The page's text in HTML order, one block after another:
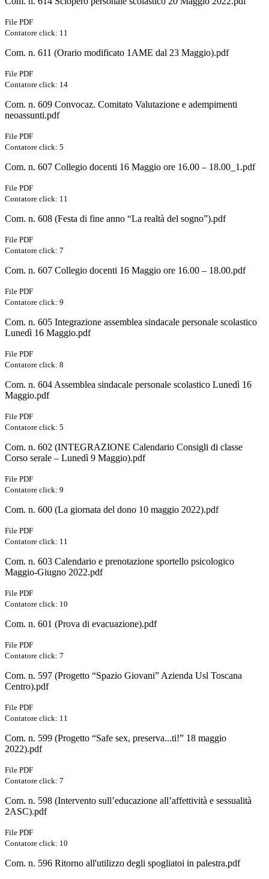
File PDF
Contatore click: 11
Com. n. 611 (Orario modificato 1AME dal 23 Maggio).pdf
File PDF
Contatore click: 14
Com. n. 609 Convocaz. Comitato Valutazione e adempimenti
neoassunti.pdf
File PDF
Contatore click: 5
Com. n. 607 Collegio docenti 16 Maggio ore 16.00 – 18.00_1.pdf
File PDF
Contatore click: 11
Com. n. 608 (Festa di fine anno “La realtà del sogno”).pdf
File PDF
Contatore click: 7
Com. n. 607 Collegio docenti 16 Maggio ore 16.00 – 18.00.pdf
File PDF
Contatore click: 9
Com. n. 605 Integrazione assemblea sindacale personale scolastico
Lunedì 16 Maggio.pdf
File PDF
Contatore click: 8
Com. n. 604 Assemblea sindacale personale scolastico Lunedì 16
Maggio.pdf
File PDF
Contatore click: 5
Com. n. 602 (INTEGRAZIONE Calendario Consigli di classe
Corso serale – Lunedì 9 Maggio).pdf
File PDF
Contatore click: 9
Com. n. 600 (La giornata del dono 10 maggio 2022).pdf
File PDF
Contatore click: 11
Com. n. 603 Calendario e prenotazione sportello psicologico
Maggio-Giugno 2022.pdf
File PDF
Contatore click: 10
Com. n. 601 (Prova di evacuazione).pdf
File PDF
Contatore click: 7
Com. n. 597 (Progetto “Spazio Giovani” Azienda Usl Toscana
Centro).pdf
File PDF
Contatore click: 11
Com. n. 599 (Progetto “Safe sex, preserva...ti!” 18 maggio
2022).pdf
File PDF
Contatore click: 7
Com. n. 598 (Intervento sull’educazione all’affettività e sessualità
2ASC).pdf
File PDF
Contatore click: 10
Com. n. 596 Ritorno all'utilizzo degli spogliatoi in palestra.pdf